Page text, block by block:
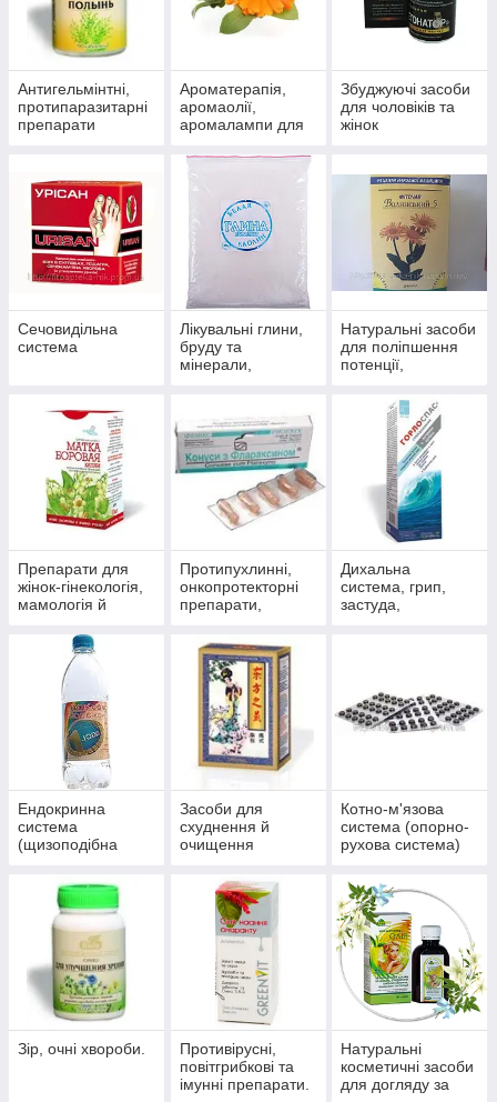
Антигельмінтні,
протипаразитарні
препарати
Ароматерапія,
аромаолії,
аромалампи для
приміщень
Збуджуючі засоби
для чоловіків та
жінок
Сечовидільна
система
Лікувальні глини,
бруду та
мінерали,
концентрати для
прийняття ванн.
Натуральні засоби
для поліпшення
потенції,
чоловічого
здоров'я
Препарати для
жінок-гінекологія,
мамологія й
Протипухлинні,
онкопротекторні
препарати,
Дихальна
система, грип,
застуда,
Ендокринна
система
(щизоподібна
діабет)
Засоби для
схуднення й
очищення
Котно-м'язова
система (опорно-
рухова система)
Зір, очні хвороби.
Противірусні,
повітгрибкові та
імунні препарати.
Натуральні
косметичні засоби
для догляду за